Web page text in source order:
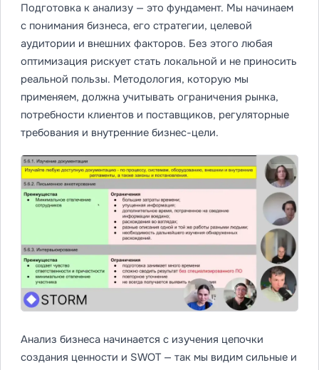
Подготовка к анализу — это фундамент. Мы начинаем
с понимания бизнеса, его стратегии, целевой
аудитории и внешних факторов. Без этого любая
оптимизация рискует стать локальной и не приносить
реальной пользы. Методология, которую мы
применяем, должна учитывать ограничения рынка,
потребности клиентов и поставщиков, регуляторные
требования и внутренние бизнес-цели.
Анализ бизнеса начинается с изучения цепочки
создания ценности и SWOT — так мы видим сильные и